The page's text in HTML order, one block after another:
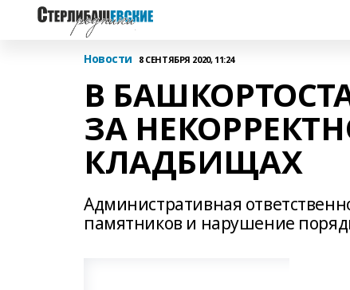
Новости 8 СЕНТЯБРЯ 2020, 11:24
В
ЗА
КЛАДБИЩАХ
Административная
памятников и нарушение